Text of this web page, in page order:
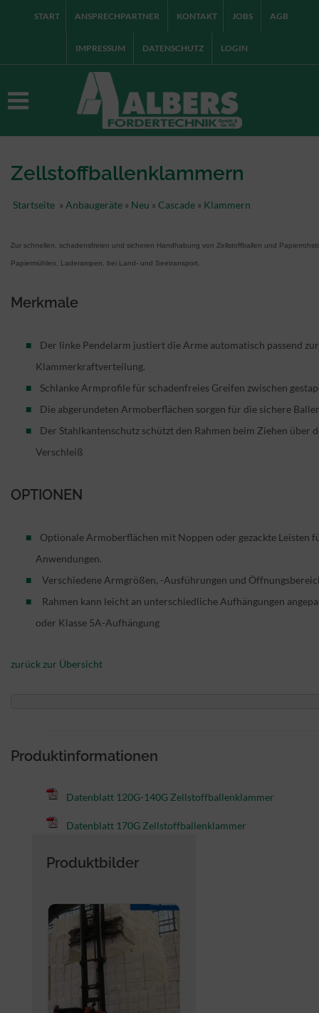
START ANSPRECHPARTNER KONTAKT JOBS AGB
IMPRESSUM DATENSCHUTZ LOGIN
Zellstoffballenklammern
Startseite » Anbaugeräte » Neu » Cascade » Klammern
Zur schnellen, schadensfreien und sicheren Handhabung von Zellstoffballen und
Papiermühlen, Laderampen, bei Land- und Seetransport.
Merkmale
Der linke Pendelarm justiert die Arme automatisch passend
Klammerkraftverteilung.
Schlanke Armprofile für schadenfreies Greifen zwischen
Die abgerundeten Armoberflächen sorgen für die sichere
Der Stahlkantenschutz schützt den Rahmen beim Ziehen über
Verschleiß
OPTIONEN
Optionale Armoberflächen mit Noppen oder gezackte Leisten
Anwendungen.
Verschiedene Armgrößen, -Ausführungen und
Rahmen kann leicht an unterschiedliche Aufhängungen
oder Klasse 5A-Aufhängung
zurück zur Übersicht
Produktinformationen
Datenblatt 120G-140G Zellstoffballenklammer
Datenblatt 170G Zellstoffballenklammer
Produktbilder